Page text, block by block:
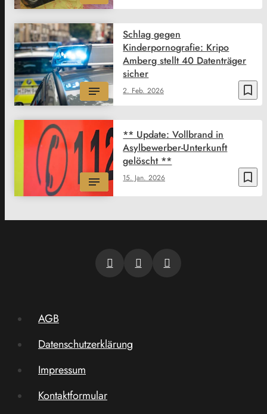
bookmark_border
2. Feb. 2026
Schlag gegen
Kinderpornografie: Kripo
Amberg stellt 40 Datenträger
sicher
bookmark_border
15. Jan. 2026
** Update: Vollbrand in
Asylbewerber-Unterkunft
gelöscht **
AGB
Datenschutzerklärung
Impressum
Kontaktformular